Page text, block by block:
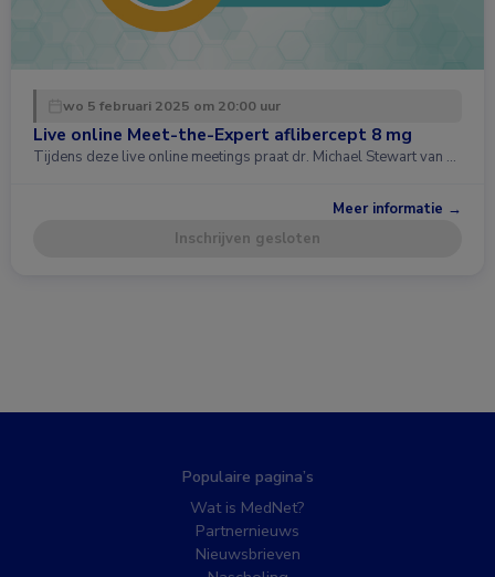
wo 5 februari 2025 om 20:00 uur
Live online Meet-the-Expert aflibercept 8 mg
Tijdens deze live online meetings praat dr. Michael Stewart van …
Meer informatie →
Inschrijven gesloten
Populaire pagina’s
Wat is MedNet?
Partnernieuws
Nieuwsbrieven